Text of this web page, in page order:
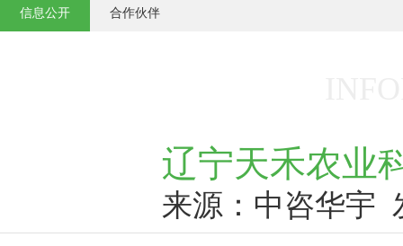
信息公开 合作伙伴
辽宁天禾农业
来源：中咨华宇